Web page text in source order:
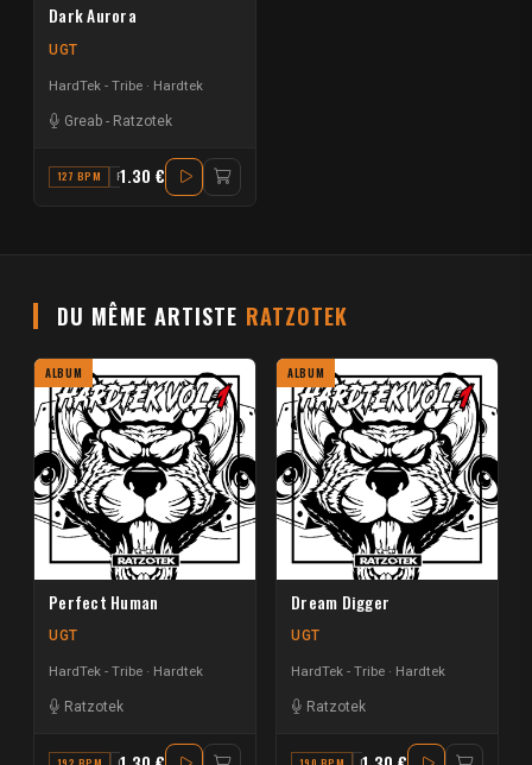
Dark Aurora
UGT
HardTek - Tribe Hardtek
Greab - Ratzotek
127 BPM F1.30 €
DU MÊME ARTISTE RATZOTEK
ALBUM
Perfect Human
UGT
HardTek - Tribe Hardtek
Ratzotek
ALBUM
Dream Digger
UGT
HardTek - Tribe Hardtek
Ratzotek